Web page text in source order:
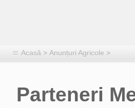
Acasă > Anunțuri Agricole >
Parteneri